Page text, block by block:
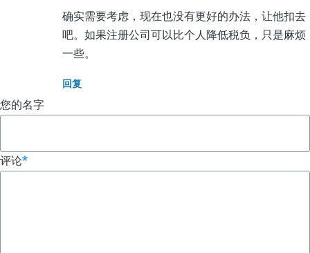
验
证)
盟
确实需要考虑，现在也没有更好的办法，让他扣去
吧。如果注册公司可以比个人降低税负，只是麻烦
一些。
回复
您的名字
评论